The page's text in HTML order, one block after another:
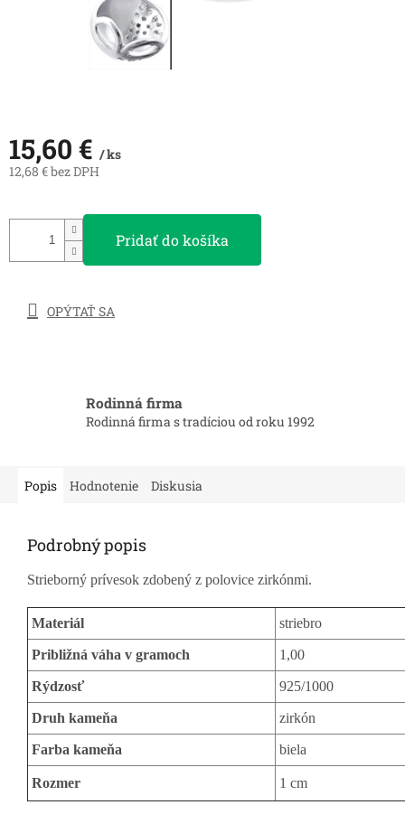
15,60 € / ks
12,68 € bez DPH
Pridať do košíka
OPÝTAŤ SA
Rodinná firma
Rodinná firma s tradíciou od roku 1992
Popis Hodnotenie Diskusia
Podrobný popis
Strieborný prívesok zdobený z polovice zirkónmi.
Materiál striebro
Približná váha v gramoch 1,00
Rýdzosť 925/1000
Druh kameňa zirkón
Farba kameňa biela
Rozmer 1 cm